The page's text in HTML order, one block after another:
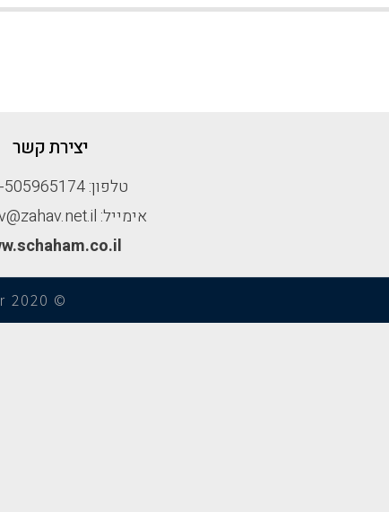
יצירת קשר
טלפון: 972-505965174
אימייל: idithadv@zahav.net.il
© All rights reserved ABCr 2020